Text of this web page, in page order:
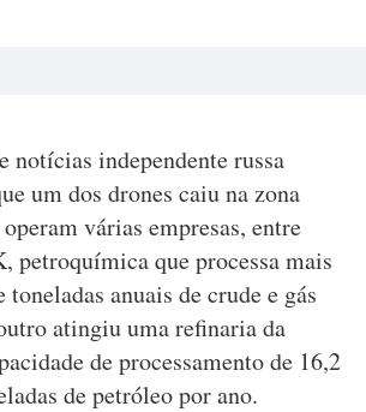
notícias independente russa
um dos drones caiu na zona
várias empresas, entre
petroquímica que processa mais
anuais de crude e gás
atingiu uma refinaria da
de processamento de 16,2
de petróleo por ano.